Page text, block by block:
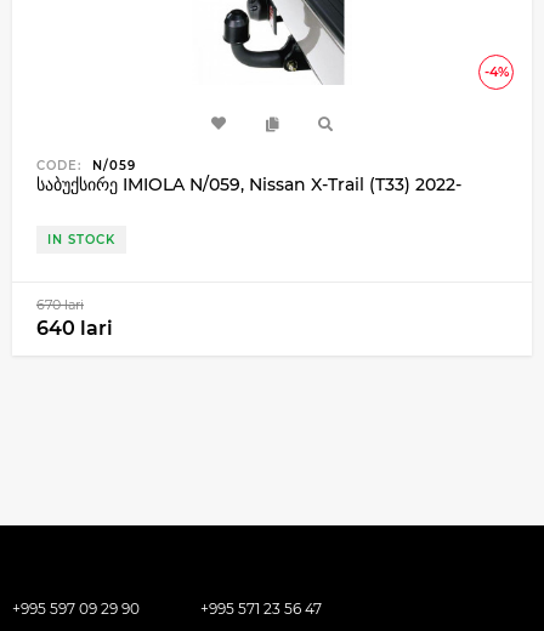
-4%
CODE: N/059
საბუქსირე IMIOLA N/059, Nissan X-Trail (T33) 2022-
IN STOCK
670 lari
640 lari
+995 597 09 29 90 +995 571 23 56 47